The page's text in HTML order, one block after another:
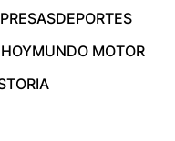
DEPORTES
MUNDO MOTOR